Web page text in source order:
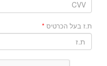
ת.ז בעל הכרטיס